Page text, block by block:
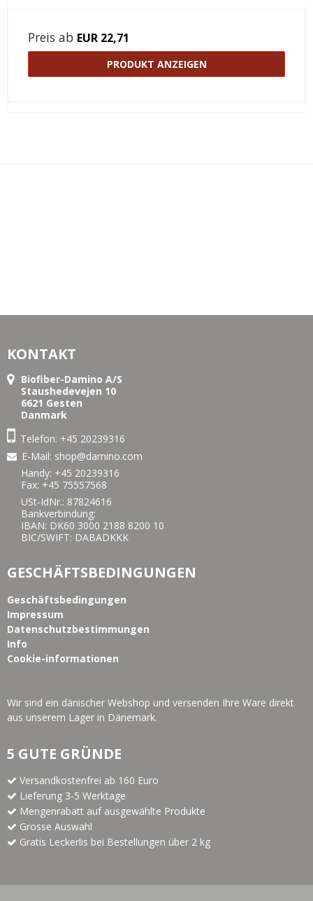
Preis ab EUR 22,71
PRODUKT ANZEIGEN
KONTAKT
Biofiber-Damino A/S
Staushedevejen 10
6621 Gesten
Danmark
Telefon: +45 20239316
E-Mail: shop@damino.com
Handy: +45 20239316
Fax: +45 75557568
USt-IdNr.: 87824616
Bankverbindung:
IBAN: DK60 3000 2188 8200 10
BIC/SWIFT: DABADKKK
GESCHÄFTSBEDINGUNGEN
Geschäftsbedingungen
Impressum
Datenschutzbestimmungen
Info
Cookie-informationen
Wir sind ein dänischer Webshop und versenden Ihre Ware direkt
aus unserem Lager in Dänemark.
5 GUTE GRÜNDE
Versandkostenfrei ab 160 Euro
Lieferung 3-5 Werktage
Mengenrabatt auf ausgewählte Produkte
Grosse Auswahl
Gratis Leckerlis bei Bestellungen über 2 kg